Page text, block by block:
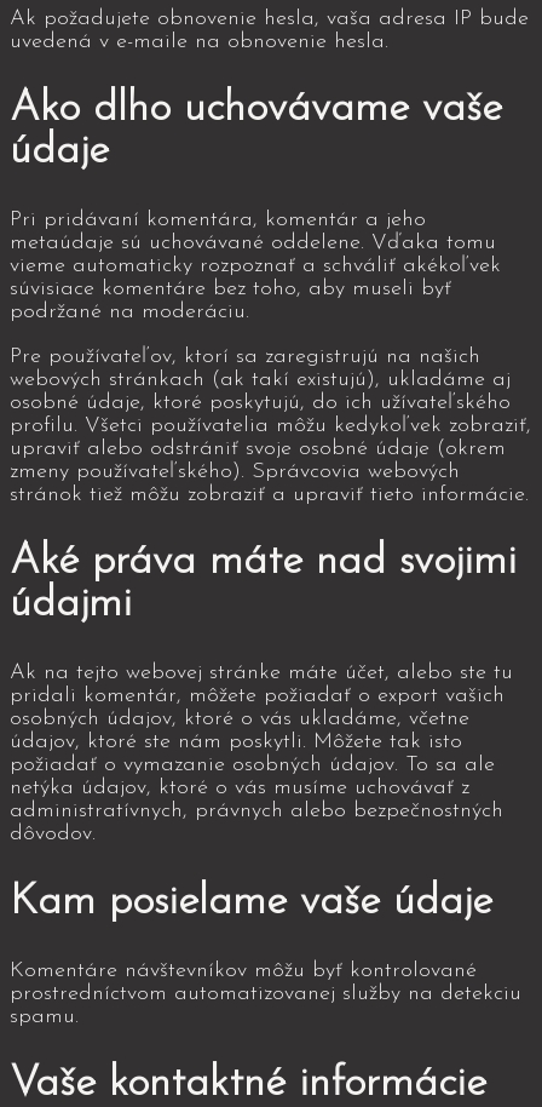
Ak požadujete obnovenie hesla, vaša adresa IP bude
uvedená v e-maile na obnovenie hesla.
Ako dlho uchovávame vaše
údaje
Pri pridávaní komentára, komentár a jeho
metaúdaje sú uchovávané oddelene. Vďaka tomu
vieme automaticky rozpoznať a schváliť akékoľvek
súvisiace komentáre bez toho, aby museli byť
podržané na moderáciu.
Pre používateľov, ktorí sa zaregistrujú na našich
webových stránkach (ak takí existujú), ukladáme aj
osobné údaje, ktoré poskytujú, do ich užívateľského
profilu. Všetci používatelia môžu kedykoľvek zobraziť,
upraviť alebo odstrániť svoje osobné údaje (okrem
zmeny používateľského). Správcovia webových
stránok tiež môžu zobraziť a upraviť tieto informácie.
Aké práva máte nad svojimi
údajmi
Ak na tejto webovej stránke máte účet, alebo ste tu
pridali komentár, môžete požiadať o export vašich
osobných údajov, ktoré o vás ukladáme, včetne
údajov, ktoré ste nám poskytli. Môžete tak isto
požiadať o vymazanie osobných údajov. To sa ale
netýka údajov, ktoré o vás musíme uchovávať z
administratívnych, právnych alebo bezpečnostných
dôvodov.
Kam posielame vaše údaje
Komentáre návštevníkov môžu byť kontrolované
prostredníctvom automatizovanej služby na detekciu
spamu.
Vaše kontaktné informácie